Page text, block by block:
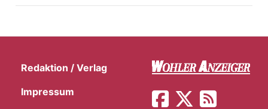
Redaktion / Verlag
Impressum